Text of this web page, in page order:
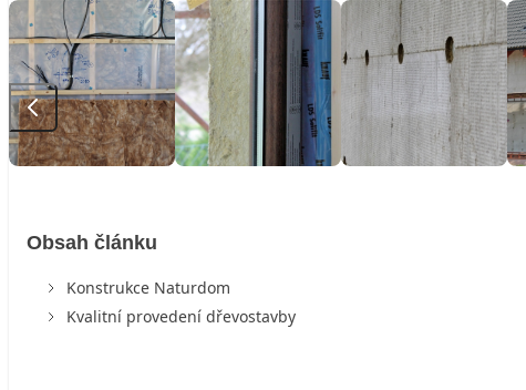
Obsah článku
Konstrukce Naturdom
Kvalitní provedení dřevostavby